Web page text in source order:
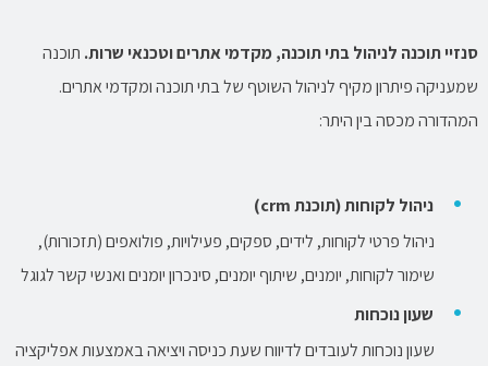
סנזיי תוכנה לניהול בתי תוכנה, מקדמי אתרים וטכנאי שרות. תוכנה
שמעניקה פיתרון מקיף לניהול השוטף של בתי תוכנה ומקדמי אתרים.
המהדורה מכסה בין היתר:
ניהול לקוחות (תוכנת crm)
ניהול פרטי לקוחות, לידים, ספקים, פעילויות, פולואפים (תזכורות),
שימור לקוחות, יומנים, שיתוף יומנים, סינכרון יומנים ואנשי קשר לגוגל
שעון נוכחות
שעון נוכחות לעובדים לדיווח שעת כניסה ויציאה באמצעות אפליקציה